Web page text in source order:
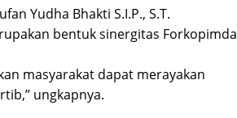
Yudha Bhakti S.I.P., S.T.
bentuk sinergitas Forkopimda
masyarakat dapat merayakan
ungkapnya.